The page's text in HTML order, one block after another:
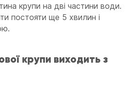
крупи на дві частини води.
постояти ще 5 хвилин і
крупи виходить з